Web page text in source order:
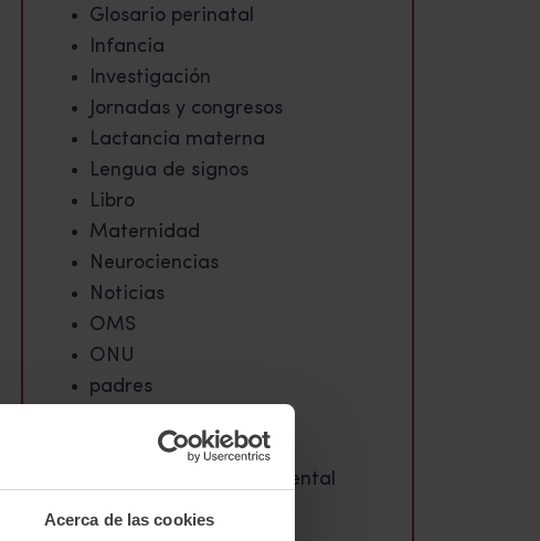
Acerca de las cookies
Glosario perinatal
Infancia
Investigación
Jornadas y congresos
Lactancia materna
Lengua de signos
Libro
Maternidad
Neurociencias
Noticias
OMS
ONU
padres
Paternidad
Plan nacional salud mental
Preconcepción